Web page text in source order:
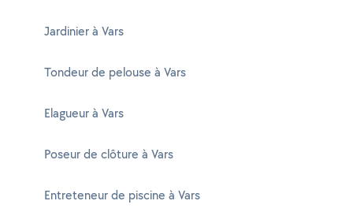
Jardinier à Vars
Tondeur de pelouse à Vars
Elagueur à Vars
Poseur de clôture à Vars
Entreteneur de piscine à Vars